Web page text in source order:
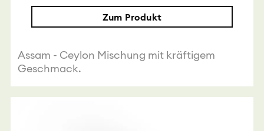
Zum Produkt
Assam - Ceylon Mischung mit kräftigem
Geschmack.